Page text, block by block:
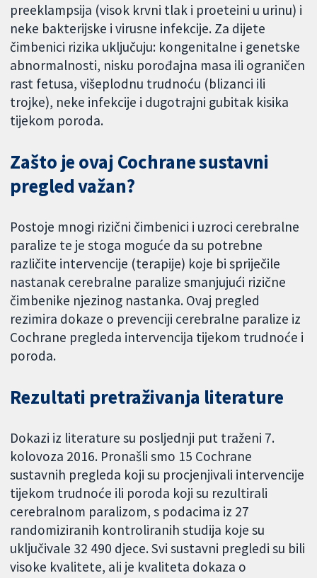
preeklampsija (visok krvni tlak i proeteini u urinu) i
neke bakterijske i virusne infekcije. Za dijete
čimbenici rizika uključuju: kongenitalne i genetske
abnormalnosti, nisku porođajna masa ili ograničen
rast fetusa, višeplodnu trudnoću (blizanci ili
trojke), neke infekcije i dugotrajni gubitak kisika
tijekom poroda.
Zašto je ovaj Cochrane sustavni
pregled važan?
Postoje mnogi rizični čimbenici i uzroci cerebralne
paralize te je stoga moguće da su potrebne
različite intervencije (terapije) koje bi spriječile
nastanak cerebralne paralize smanjujući rizične
čimbenike njezinog nastanka. Ovaj pregled
rezimira dokaze o prevenciji cerebralne paralize iz
Cochrane pregleda intervencija tijekom trudnoće i
poroda.
Rezultati pretraživanja literature
Dokazi iz literature su posljednji put traženi 7.
kolovoza 2016. Pronašli smo 15 Cochrane
sustavnih pregleda koji su procjenjivali intervencije
tijekom trudnoće ili poroda koji su rezultirali
cerebralnom paralizom, s podacima iz 27
randomiziranih kontroliranih studija koje su
uključivale 32 490 djece. Svi sustavni pregledi su bili
visoke kvalitete, ali je kvaliteta dokaza o